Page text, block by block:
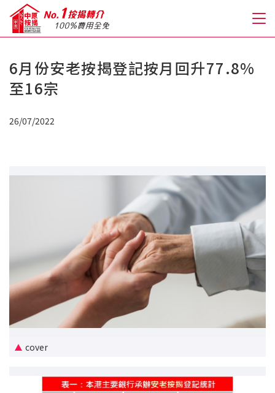
關於我們
優惠禮遇
新盤優越按揭優惠
中原按揭標籤優惠
推薦齊齊友賞
6月份安老按揭登記按月回升77.8%
至16宗
26/07/2022
cover